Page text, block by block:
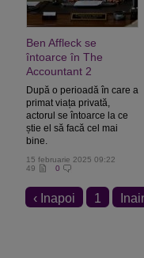
Ben Affleck se
întoarce în The
Accountant 2
După o perioadă în care a
primat viața privată,
actorul se întoarce la ce
știe el să facă cel mai
bine.
15 februarie 2025 09:22
49
0
‹ Inapoi 1